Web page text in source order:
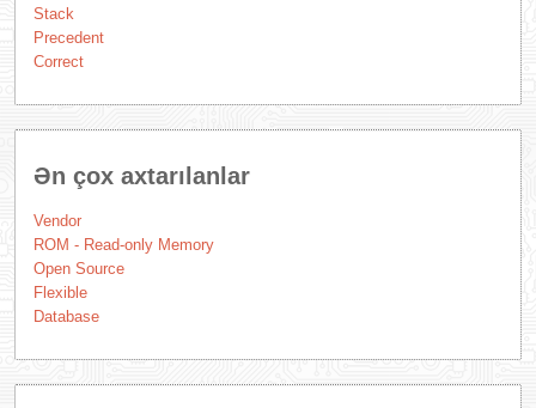
Stack
Precedent
Correct
Ən çox axtarılanlar
Vendor
ROM - Read-only Memory
Open Source
Flexible
Database